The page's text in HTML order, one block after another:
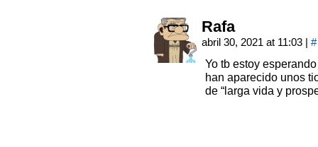
Rafa
abril 30, 2021 at 11:03 | #
Yo tb estoy
han aparecido unos
de “larga vida y